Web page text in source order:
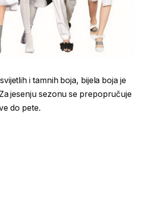
i tamnih boja, bijela boja je
jesenju sezonu se prepopručuje
do pete.